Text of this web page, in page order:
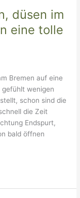
düsen im
eine tolle
Bremen auf eine
gefühlt wenigen
schon sind die
die Zeit
Endspurt,
bald öffnen